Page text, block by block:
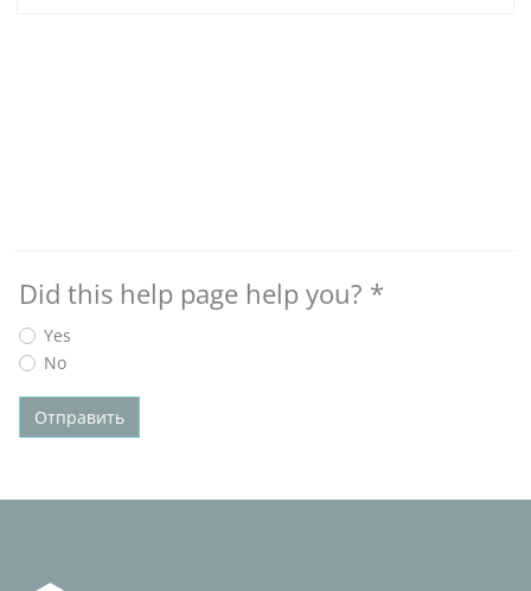
Did this help page help you? *
Yes
No
Отправить